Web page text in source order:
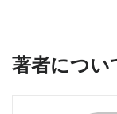
著者につい